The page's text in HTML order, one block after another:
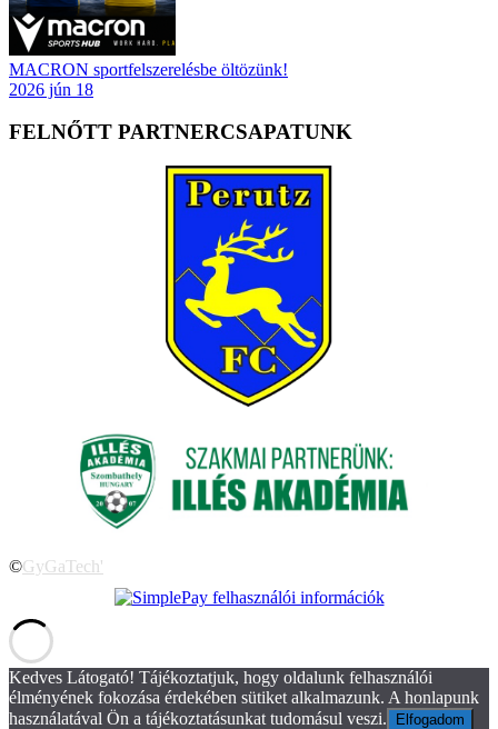
MACRON sportfelszerelésbe öltözünk!
2026 jún 18
FELNŐTT PARTNERCSAPATUNK
©GyGaTech'
Kedves Látogató! Tájékoztatjuk, hogy oldalunk felhasználói
élményének fokozása érdekében sütiket alkalmazunk. A honlapunk
használatával Ön a tájékoztatásunkat tudomásul veszi.
Elfogadom